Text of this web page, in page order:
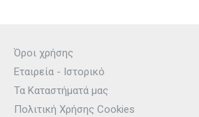
Όροι χρήσης
Εταιρεία - Ιστορικό
Τα Καταστήματά μας
Πολιτική Χρήσης Cookies